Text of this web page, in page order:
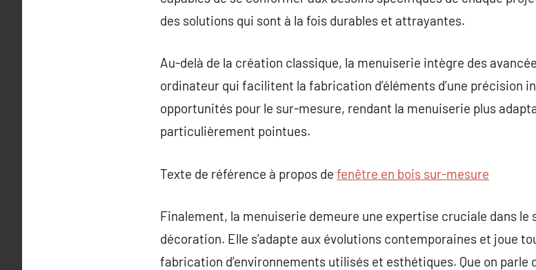
des solutions qui sont à la fois durables et attrayantes.
Au-delà de la création classique, la menuiserie intègre des
ordinateur qui facilitent la fabrication d’éléments d’une précision
opportunités pour le sur-mesure, rendant la menuiserie plus
particulièrement pointues.
Texte de référence à propos de fenêtre en bois sur-mesure
Finalement, la menuiserie demeure une expertise cruciale dans
décoration. Elle s’adapte aux évolutions contemporaines et joue
fabrication d’environnements utilisés et esthétiques. Que on parle